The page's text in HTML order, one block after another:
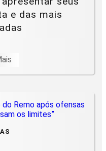
e das mais